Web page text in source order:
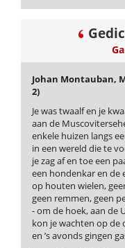
Johan Montauban,
2)
Je was twaalf en je
aan de
enkele huizen langs
in een wereld die te
je zag af en toe een
een hondenkar en de
op houten wielen,
geen remmen, geen
- om de hoek, aan de
kon je wachten op de
en ’s avonds gingen